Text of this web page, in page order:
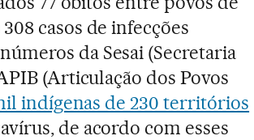
casos de infecções
da Sesai (Secretaria
(Articulação dos Povos
indígenas de 230 territórios
de acordo com esses